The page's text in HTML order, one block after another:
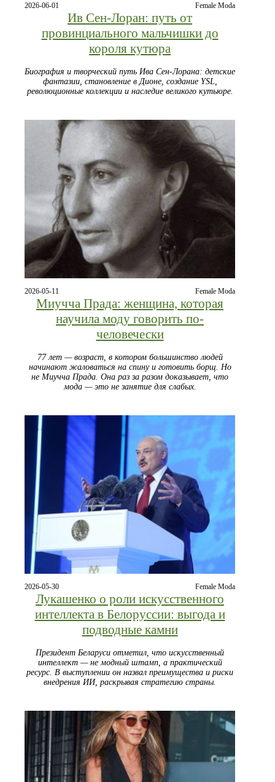
2026-06-01 Female Moda
Ив Сен-Лоран: путь от
провинциального мальчишки до
короля кутюра
Биография и творческий путь Ива Сен-Лорана: детские
фантазии, становление в Дионе, создание YSL,
революционные коллекции и наследие великого кутьюре.
2026-05-11 Female Moda
Миучча Прада: женщина, которая
научила моду говорить по-
человечески
77 лет — возраст, в котором большинство людей
начинают жаловаться на спину и готовить борщ. Но
не Миучча Прада. Она раз за разом доказывает, что
мода — это не занятие для слабых.
2026-05-30 Female Moda
Лукашенко о роли искусственного
интеллекта в Белоруссии: выгода и
подводные камни
Президент Беларуси отметил, что искусственный
интеллект — не модный штамп, а практический
ресурс. В выступлении он назвал преимущества и риски
внедрения ИИ, раскрывая стратегию страны.